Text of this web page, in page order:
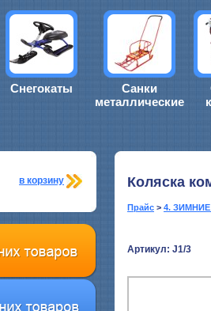
Снегокаты
Санки
металлические
в корзину Коляска
Прайс > 4.
Артикул: J1/3